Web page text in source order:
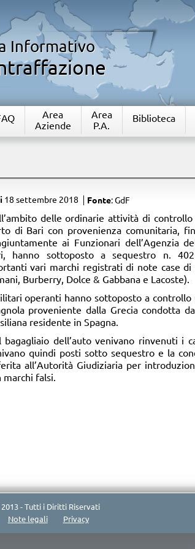
Informativo
Area
Aziende
Area
P.A.
Biblioteca
18 settembre 2018 Fonte: GdF
delle ordinarie attività di
di Bari con provenienza comunitaria,
ai Funzionari dell’Agenzia
hanno sottoposto a sequestro n.
vari marchi registrati di note case
Burberry, Dolce & Gabbana e Lacoste).
operanti hanno sottoposto a controllo
proveniente dalla Grecia condotta
residente in Spagna.
bagagliaio dell’auto venivano rinvenuti i
quindi posti sotto sequestro e la
all’Autorità Giudiziaria per
marchi falsi.
- Tutti i Diritti Riservati
Note legali Privacy